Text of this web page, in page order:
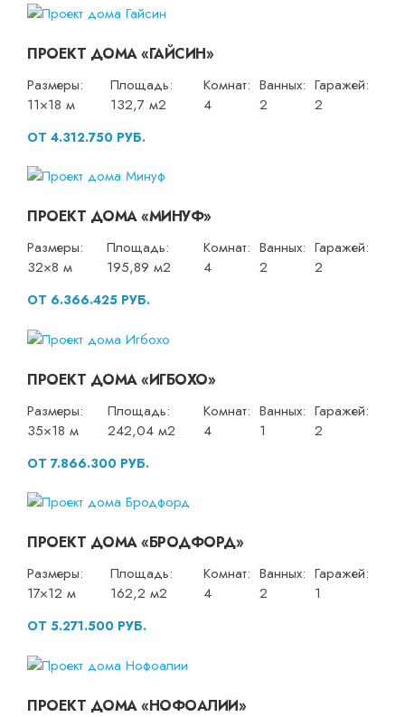
ПРОЕКТ ДОМА «ГАЙСИН»
Размеры:
11×18 м
Площадь:
132,7 м2
Комнат:
4
Ванных:
2
Гаражей:
2
ОТ 4.312.750 РУБ.
ПРОЕКТ ДОМА «МИНУФ»
Размеры:
32×8 м
Площадь:
195,89 м2
Комнат:
4
Ванных:
2
Гаражей:
2
ОТ 6.366.425 РУБ.
ПРОЕКТ ДОМА «ИГБОХО»
Размеры:
35×18 м
Площадь:
242,04 м2
Комнат:
4
Ванных:
1
Гаражей:
2
ОТ 7.866.300 РУБ.
ПРОЕКТ ДОМА «БРОДФОРД»
Размеры:
17×12 м
Площадь:
162,2 м2
Комнат:
4
Ванных:
2
Гаражей:
1
ОТ 5.271.500 РУБ.
ПРОЕКТ ДОМА «НОФОАЛИИ»